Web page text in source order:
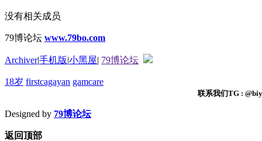
没有相关成员
79博论坛 www.79bo.com
Archiver|手机版|小黑屋| 79博论坛
18岁 firstcagayan gamcare
联系我们TG :
Designed by 79博论坛
返回顶部